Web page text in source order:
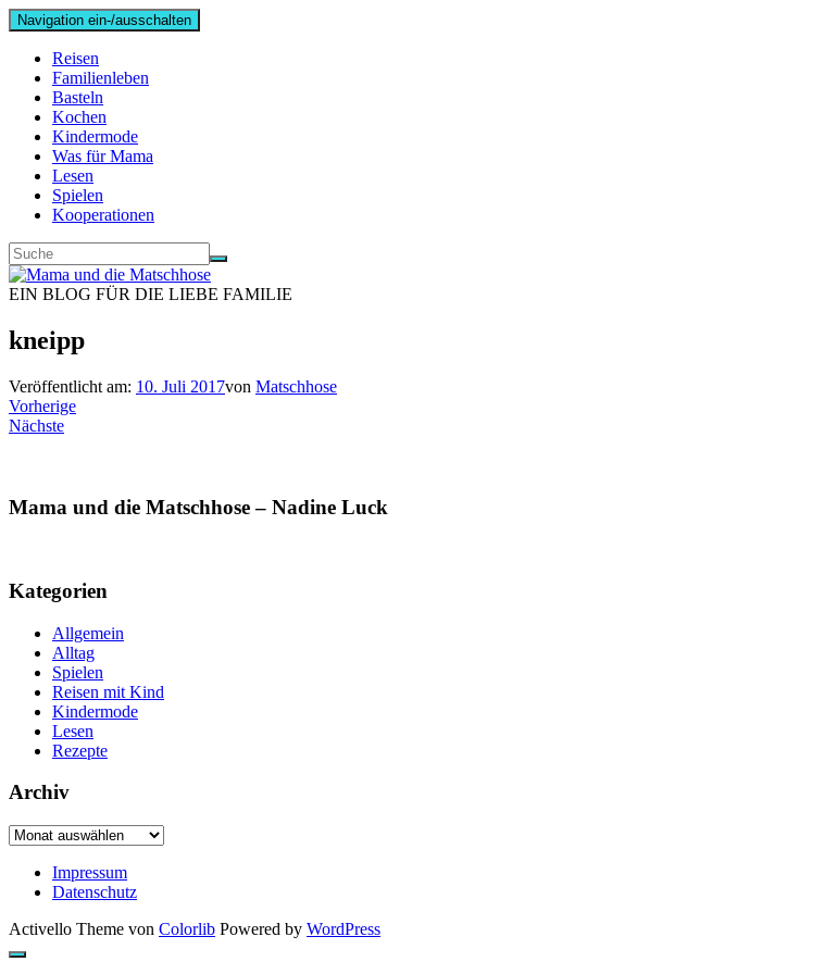
Navigation ein-/ausschalten
Reisen
Familienleben
Basteln
Kochen
Kindermode
Was für Mama
Lesen
Spielen
Kooperationen
EIN BLOG FÜR DIE LIEBE FAMILIE
kneipp
Veröffentlicht am: 10. Juli 2017von Matschhose
Vorherige
Nächste
Mama und die Matschhose – Nadine Luck
Kategorien
Allgemein
Alltag
Spielen
Reisen mit Kind
Kindermode
Lesen
Rezepte
Archiv
Archiv
Impressum
Datenschutz
Activello Theme von Colorlib Powered by WordPress